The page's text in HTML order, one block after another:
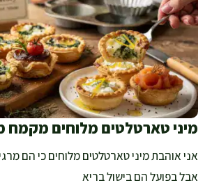
מיני טארטלטים מלוחים מקמח
אני אוהבת מיני טארטלטים מלוחים כי הם
אבל בפועל הם בישול בריא